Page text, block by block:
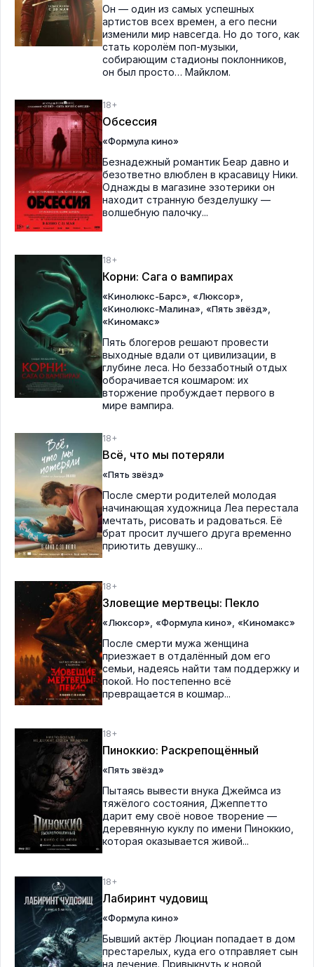
Он — один из самых успешных
артистов всех времен, а его песни
изменили мир навсегда. Но до того, как
стать королём поп-музыки,
собирающим стадионы поклонников,
он был просто… Майклом.
18+
Обсессия
«Формула кино»
Безнадежный романтик Беар давно и
безответно влюблен в красавицу Ники.
Однажды в магазине эзотерики он
находит странную безделушку —
волшебную палочку...
18+
Корни: Сага о вампирах
«Кинолюкс-Барс» «Люксор»
«Кинолюкс-Малина» «Пять звёзд»
«Киномакс»
Пять блогеров решают провести
выходные вдали от цивилизации, в
глубине леса. Но беззаботный отдых
оборачивается кошмаром: их
вторжение пробуждает первого в
мире вампира.
18+
Всё, что мы потеряли
«Пять звёзд»
После смерти родителей молодая
начинающая художница Леа перестала
мечтать, рисовать и радоваться. Её
брат просит лучшего друга временно
приютить девушку...
18+
Зловещие мертвецы: Пекло
«Люксор» «Формула кино» «Киномакс»
После смерти мужа женщина
приезжает в отдалённый дом его
семьи, надеясь найти там поддержку и
покой. Но постепенно всё
превращается в кошмар...
18+
Пиноккио: Раскрепощённый
«Пять звёзд»
Пытаясь вывести внука Джеймса из
тяжёлого состояния, Джеппетто
дарит ему своё новое творение —
деревянную куклу по имени Пиноккио,
которая оказывается живой...
18+
Лабиринт чудовищ
«Формула кино»
Бывший актёр Люциан попадает в дом
престарелых, куда его отправляет сын
на лечение. Привыкнуть к новой